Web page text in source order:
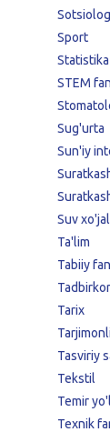
Sport
Statistika
STEM
Sug'urta
Sun'iy
Suv
Ta'lim
Tabiiy
Tarix
Tasviriy
Tekstil
Temir
Texnik